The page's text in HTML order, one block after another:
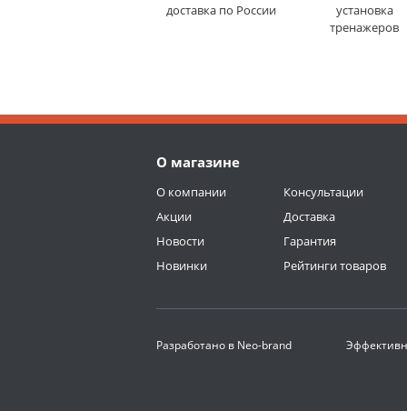
доставка по России
установка
тренажеров
О магазине
О компании
Акции
Новости
Новинки
Консультации
Доставка
Гарантия
Рейтинги товаров
Разработано в Neo-brand